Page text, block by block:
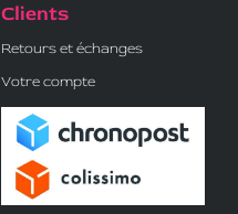
Clients
Retours et échanges
Votre compte